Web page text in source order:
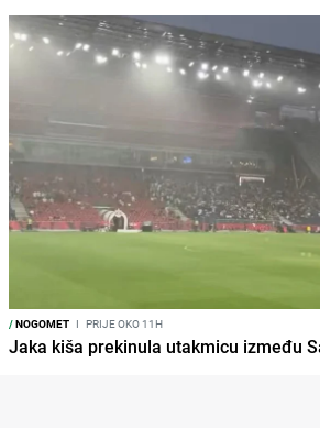
/NOGOMET I PRIJE OKO 11H
Jaka kiša prekinula utakmicu između